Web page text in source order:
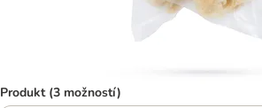
Produkt (3 možností)